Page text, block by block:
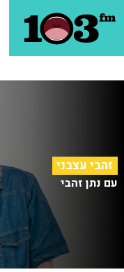
זהבי עצבני
עם נתן זהבי